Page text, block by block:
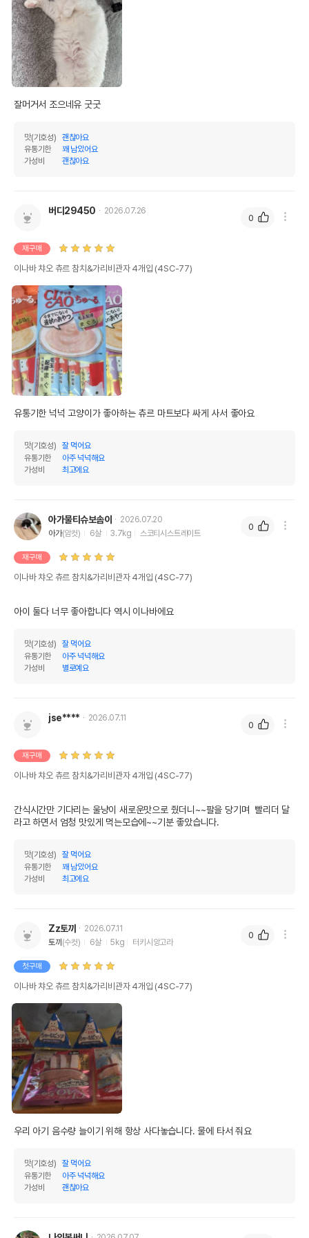
잘머거서 조으네유 굿굿
맛(기호성)
괜찮아요
유통기한
꽤 남았어요
가성비
괜찮아요
버디29450 2026.07.26
재구매
이나바 챠오 츄르 참치&가리비관자 4개입 (4SC-77)
유통기한 넉넉 고양이가 좋아하는 츄르 마트보다 싸게 사서 좋아요
맛(기호성)
잘 먹어요
유통기한
아주 넉넉해요
가성비
최고에요
0
아가물티슈보솜이
2026.07.20
아가(암컷) 6살 3.7kg 스코티시스트레이트
재구매
이나바 챠오 츄르 참치&가리비관자 4개입 (4SC-77)
아이 둘다 너무 좋아합니다 역시 이나바에요
맛(기호성)
잘 먹어요
유통기한
아주 넉넉해요
가성비
별로예요
0
jse**** 2026.07.11
재구매
이나바 챠오 츄르 참치&가리비관자 4개입 (4SC-77)
간식시간만 기다리는 울냥이 새로운맛으로 줬더니~~팔을 당기며  빨리더 달
라고 하면서 엄청 맛있게 먹는모습에~~기분 좋았습니다.
맛(기호성)
잘 먹어요
유통기한
꽤 남았어요
가성비
최고에요
0
Zz토끼
2026.07.11
토끼 (수컷) 6살 5kg 터키시앙고라
첫구매
이나바 챠오 츄르 참치&가리비관자 4개입 (4SC-77)
우리 아기 음수량 늘이기 위해 항상 사다놓습니다. 물에 타서 줘요
맛(기호성)
잘 먹어요
유통기한
아주 넉넉해요
가성비
괜찮아요
0